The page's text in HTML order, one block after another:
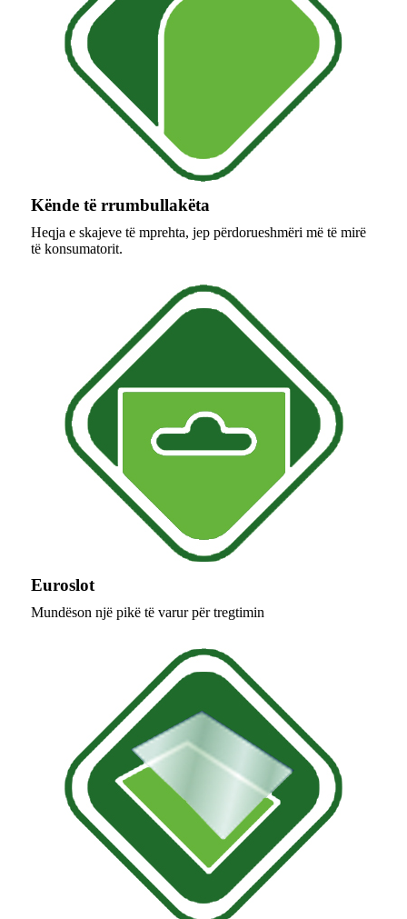
Kënde të rrumbullakëta
Heqja e skajeve të mprehta, jep përdorueshmëri më të mirë
të konsumatorit.
Euroslot
Mundëson një pikë të varur për tregtimin